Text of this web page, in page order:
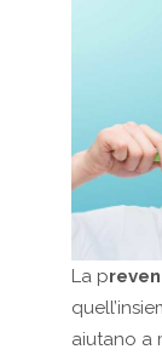
La p
aiutano a